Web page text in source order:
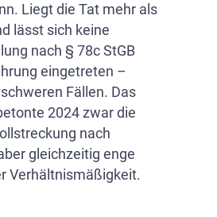
Liegt die Tat mehr als
lässt sich keine
nach § 78c StGB
eingetreten –
Fällen. Das
2024 zwar die
nach
gleichzeitig enge
Verhältnismäßigkeit.